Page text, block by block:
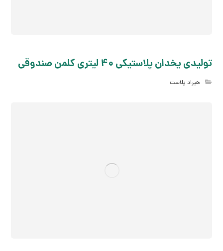
تولیدی یخدان پلاستیکی 40 لیتری کلمن صندوقی
هیراد پلاست